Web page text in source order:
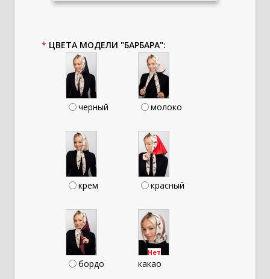
* ЦВЕТА МОДЕЛИ "БАРБАРА":
черный молоко
крем красный
бордо
Нет
какао